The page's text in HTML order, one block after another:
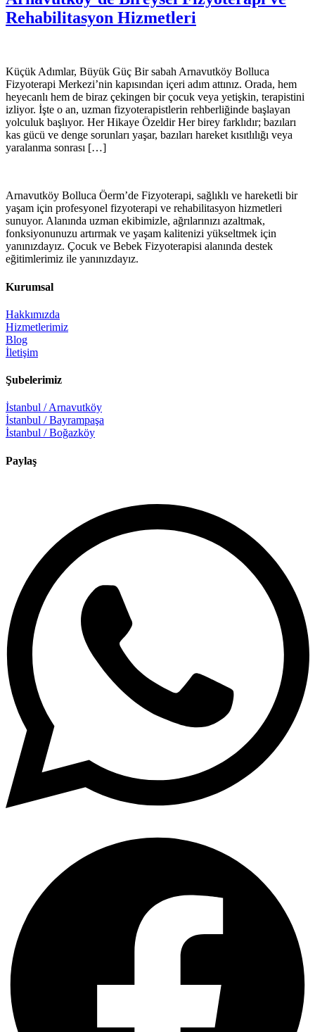
Rehabilitasyon Hizmetleri
Küçük Adımlar, Büyük Güç Bir sabah Arnavutköy Bolluca
Fizyoterapi Merkezi’nin kapısından içeri adım attınız. Orada, hem
heyecanlı hem de biraz çekingen bir çocuk veya yetişkin, terapistini
izliyor. İşte o an, uzman fizyoterapistlerin rehberliğinde başlayan
yolculuk başlıyor. Her Hikaye Özeldir Her birey farklıdır; bazıları
kas gücü ve denge sorunları yaşar, bazıları hareket kısıtlılığı veya
yaralanma sonrası […]
Arnavutköy Bolluca Öerm’de Fizyoterapi, sağlıklı ve hareketli bir
yaşam için profesyonel fizyoterapi ve rehabilitasyon hizmetleri
sunuyor. Alanında uzman ekibimizle, ağrılarınızı azaltmak,
fonksiyonunuzu artırmak ve yaşam kalitenizi yükseltmek için
yanınızdayız. Çocuk ve Bebek Fizyoterapisi alanında destek
eğitimlerimiz ile yanınızdayız.
Kurumsal
Hakkımızda
Hizmetlerimiz
Blog
İletişim
Şubelerimiz
İstanbul / Arnavutköy
İstanbul / Bayrampaşa
İstanbul / Boğazköy
Paylaş